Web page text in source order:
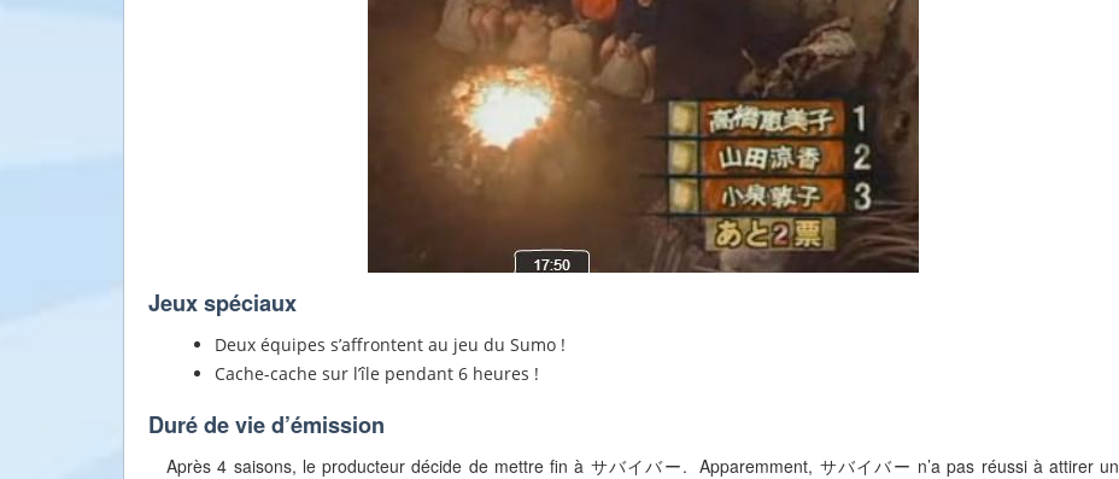
Jeux spéciaux
Deux équipes s’affrontent au jeu du Sumo !
Cache-cache sur l’île pendant 6 heures !
Duré de vie d’émission
Après 4 saisons, le producteur décide de mettre fin à サバイバー. Apparemment, サバイバー n’a pas réussi à attirer un